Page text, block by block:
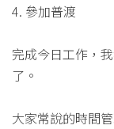
4. 參加普渡
完成今日工作，
了。
大家常說的時間